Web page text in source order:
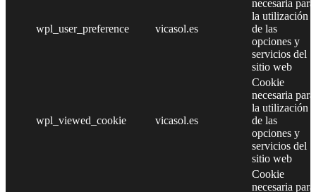
wpl_user_preference vicasol.es
necesaria para
la utilización
de las
opciones y
servicios del
sitio web
wpl_viewed_cookie vicasol.es
Cookie
necesaria para
la utilización
de las
opciones y
servicios del
sitio web
Cookie
necesaria para